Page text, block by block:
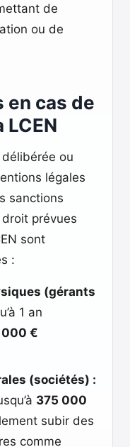
de
ou de
en cas de
délibérée ou
légales
sanctions
prévues
sont
:
(gérants
1 an
000 €
(sociétés) :
375 000
subir des
comme